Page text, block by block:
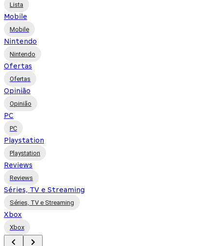
Lista
Mobile
Mobile
Nintendo
Nintendo
Ofertas
Ofertas
Opinião
Opinião
PC
PC
Playstation
Playstation
Reviews
Reviews
Séries, TV e Streaming
Séries, TV e Streaming
Xbox
Xbox